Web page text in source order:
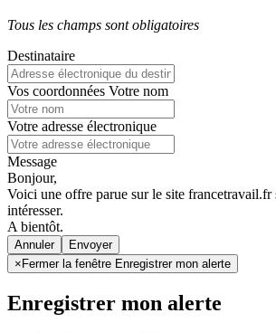
Tous les champs sont obligatoires
Destinataire
Vos coordonnées Votre nom
Votre adresse électronique
Message
Bonjour,
Voici une offre parue sur le site francetravail.fr
intéresser.
A bientôt.
Annuler
× Fermer la fenêtre Enregistrer mon alerte
Enregistrer mon alerte